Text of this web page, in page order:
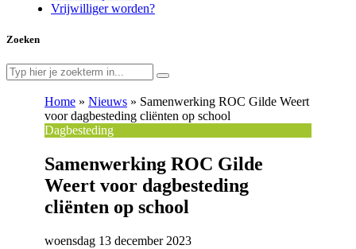
Vrijwilliger worden?
Zoeken
Home » Nieuws » Samenwerking ROC Gilde Weert
voor dagbesteding cliënten op school
Dagbesteding
Samenwerking ROC Gilde
Weert voor dagbesteding
cliënten op school
woensdag 13 december 2023